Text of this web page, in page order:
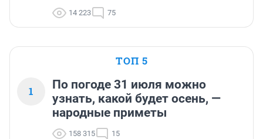
14 223 75
ТОП 5
1
По погоде 31 июля можно
узнать, какой будет осень, —
народные приметы
158 315 15